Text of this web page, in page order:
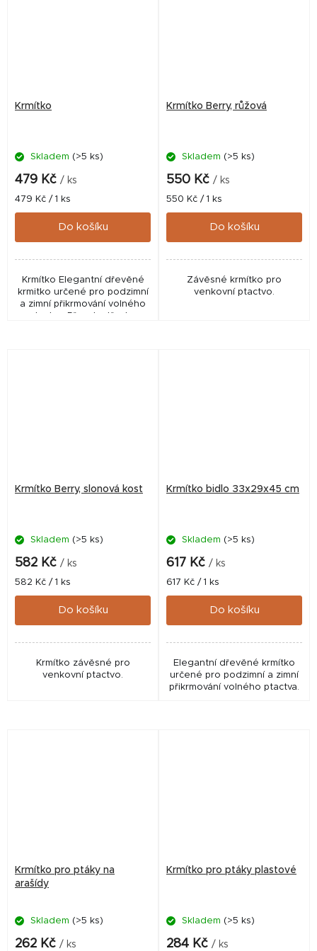
Krmítko
Skladem (>5 ks)
479 Kč / ks
Měrná
cena:
479 Kč / 1 ks
Do košíku
Krmítko Elegantní dřevěné
krmitko určené pro podzimní
a zimní přikrmování volného
Krmítko Berry, růžová
Skladem (>5 ks)
550 Kč / ks
Měrná
cena:
550 Kč / 1 ks
Do košíku
Závěsné krmítko pro
venkovní ptactvo.
Krmítko Berry, slonová kost
Skladem (>5 ks)
582 Kč / ks
Měrná
cena:
582 Kč / 1 ks
Do košíku
Krmítko závěsné pro
venkovní ptactvo.
Krmítko bidlo 33x29x45 cm
Skladem (>5 ks)
617 Kč / ks
Měrná
cena:
617 Kč / 1 ks
Do košíku
Elegantní dřevěné krmítko
určené pro podzimní a zimní
přikrmování volného ptactva.
Krmítko pro ptáky na
arašídy
Skladem (>5 ks)
262 Kč / ks
Krmítko pro ptáky plastové
Skladem (>5 ks)
284 Kč / ks